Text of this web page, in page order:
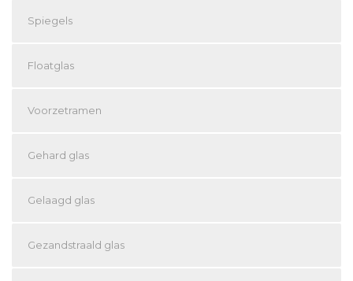
Spiegels
Floatglas
Voorzetramen
Gehard glas
Gelaagd glas
Gezandstraald glas